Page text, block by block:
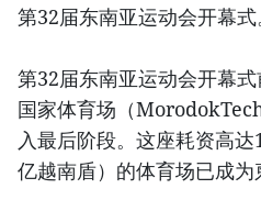
第32届东南亚运动会开幕式
第32届东南亚运动会开幕
国家体育场（
入最后阶段。这座耗资高
亿越南盾）的体育场已成为